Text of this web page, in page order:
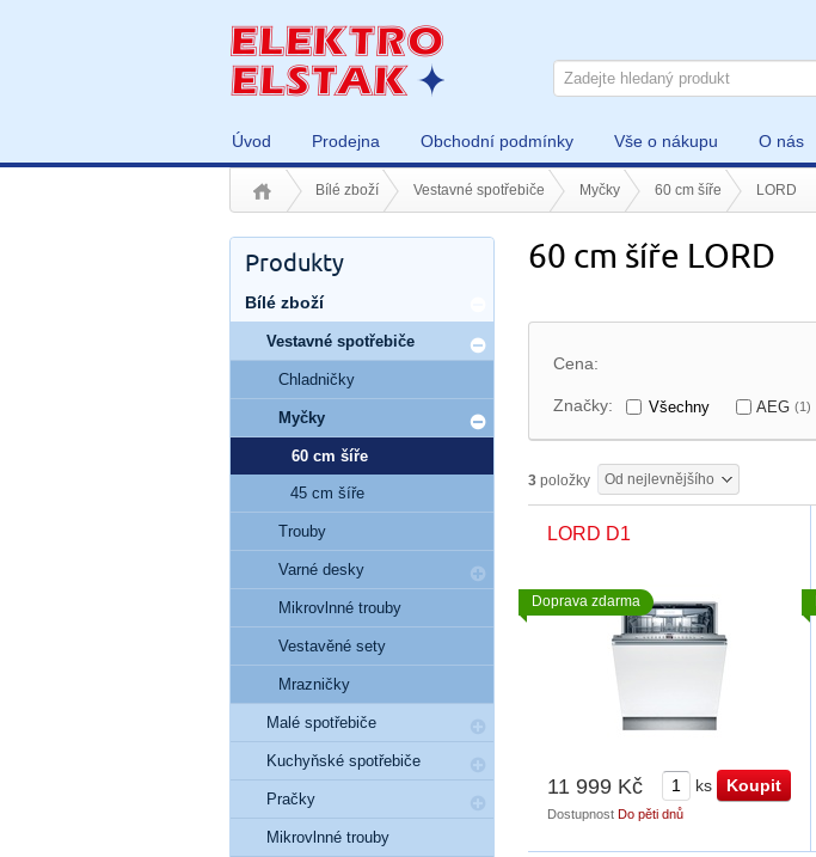
Úvod Prodejna Obchodní podmínky Vše o nákupu O nás
Bílé zboží Vestavné spotřebiče Myčky 60 cm šíře LORD
60 cm šíře LORD
Cena:
Značky: Všechny AEG (1)
3 položky Od nejlevnějšího
LORD D1
11 999 Kč ks
Dostupnost Do pěti dnů
Doprava zdarma
Produkty
Bílé zboží
Vestavné spotřebiče
Chladničky
Myčky
60 cm šíře
45 cm šíře
Trouby
Varné desky
Mikrovlnné trouby
Vestavěné sety
Mrazničky
Malé spotřebiče
Kuchyňské spotřebiče
Pračky
Mikrovlnné trouby